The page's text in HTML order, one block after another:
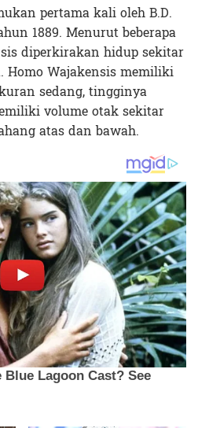
pertama kali oleh B.D.
1889. Menurut beberapa
diperkirakan hidup sekitar
Wajakensis memiliki
sedang, tingginya
volume otak sekitar
atas dan bawah.